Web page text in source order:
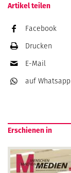
Artikel teilen
Facebook
Drucken
E-Mail
auf Whatsapp
Erschienen in